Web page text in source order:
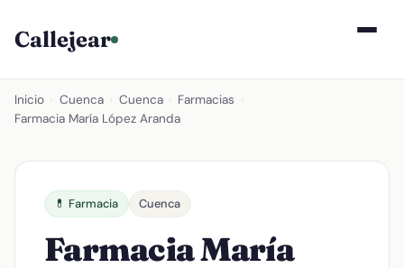
Callejear
Inicio Cuenca Cuenca Farmacias
Farmacia María López Aranda
💊 Farmacia Cuenca
Farmacia María